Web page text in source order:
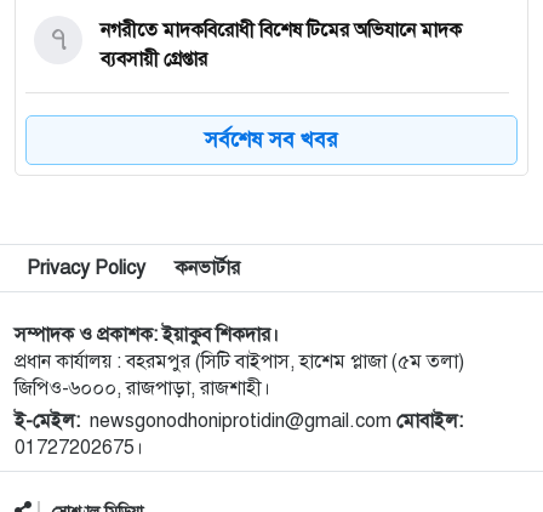
নগরীতে মাদকবিরোধী বিশেষ টিমের অভিযানে মাদক
ব্যবসায়ী গ্রেপ্তার
৭
নিয়ামতপুরে চায়ের স্টলে গাঁজা বিক্রি, গ্রেপ্তার ১
আমদানি নির্ভরতা ভেঙে নিজস্ব গ্যাস উত্তোলনে জোর দিচ্ছে
সরকার : তথ্যমন্ত্রী
১১
১২
সর্বশেষ সব খবর
Privacy Policy কনভার্টার
সম্পাদক ও প্রকাশক: ইয়াকুব শিকদার।
প্রধান কার্যালয় : বহরমপুর (সিটি বাইপাস, হাশেম প্লাজা (৫ম তলা)
জিপিও-৬০০০, রাজপাড়া, রাজশাহী।
ই-মেইল: newsgonodhoniprotidin@gmail.com মোবাইল:
01727202675।